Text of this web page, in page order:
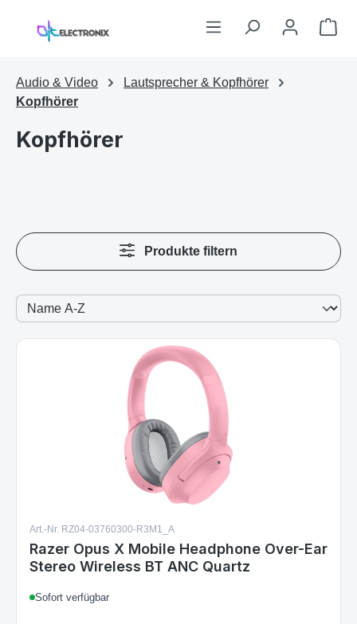
Zum Hauptinhalt springen
Audio & Video
Lautsprecher & Kopfhörer
Kopfhörer
Kopfhörer
Produkte filtern
Art.-Nr. RZ04-03760300-R3M1_A
Razer Opus X Mobile Headphone Over-Ear
Stereo Wireless BT ANC Quartz
Sofort verfügbar